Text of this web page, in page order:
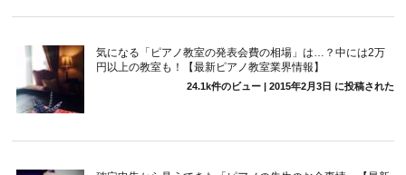
気になる「ピアノ教室の発表会費の相場」は…？中には2万
円以上の教室も！【最新ピアノ教室業界情報】
24.1k件のビュー| 2015年2月3日 に投稿された